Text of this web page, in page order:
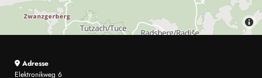
 Adresse
Elektronikweg 6